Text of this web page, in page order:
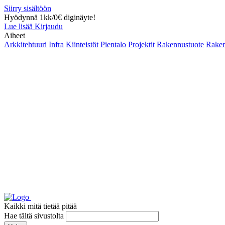
Siirry sisältöön
Hyödynnä 1kk/0€ diginäyte!
Lue lisää Kirjaudu
Aiheet
Arkkitehtuuri Infra Kiinteistöt Pientalo Projektit Rakennustuote
Kaikki mitä tietää pitää
Hae tältä sivustolta